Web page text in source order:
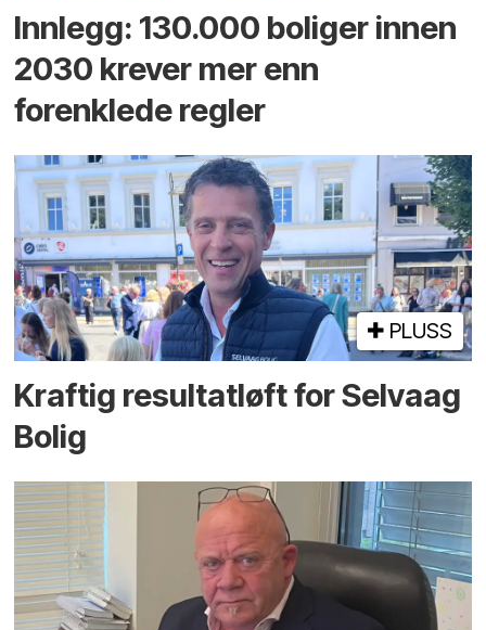
Innlegg: 130.000 boliger innen
2030 krever mer enn
forenklede regler
PLUSS
Kraftig resultatløft for Selvaag
Bolig